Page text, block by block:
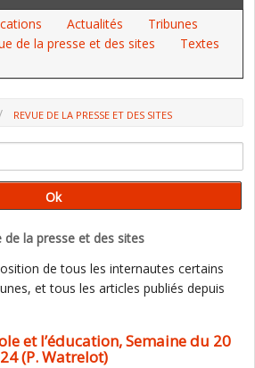
Actualités
Tribunes
de la presse et des sites
Textes
REVUE DE LA PRESSE ET DES SITES
de la presse et des sites
de tous les internautes certains
et tous les articles publiés depuis
et l’éducation, Semaine du 20
(P. Watrelot)